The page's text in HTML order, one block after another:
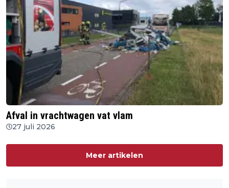
Afval in vrachtwagen vat vlam
27 juli 2026
Meer artikelen